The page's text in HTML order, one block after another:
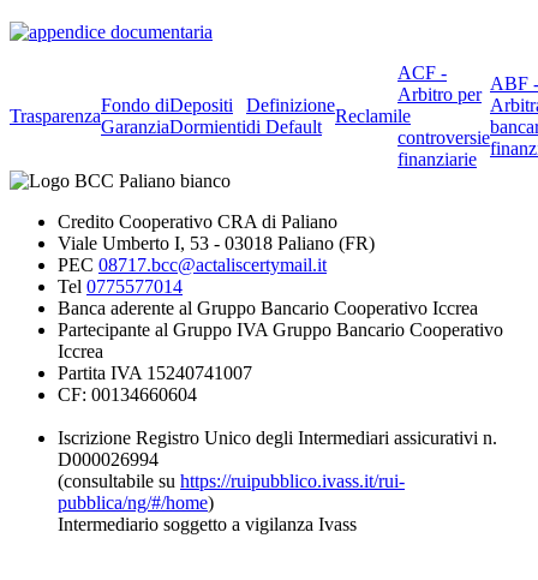
Trasparenza
Fondo di
Garanzia
Depositi
Dormienti
Definizione
di Default
Reclami
ACF -
Arbitro per
le
controversie
finanziarie
ABF -
Credito Cooperativo CRA di Paliano
Viale Umberto I, 53 - 03018 Paliano (FR)
PEC 08717.bcc@actaliscertymail.it
Tel 0775577014
Banca aderente al Gruppo Bancario Cooperativo Iccrea
Partecipante al Gruppo IVA Gruppo Bancario Cooperativo
Iccrea
Partita IVA 15240741007
CF: 00134660604
Iscrizione Registro Unico degli Intermediari assicurativi n.
D000026994
(consultabile su https://ruipubblico.ivass.it/rui-
pubblica/ng/#/home)
Intermediario soggetto a vigilanza Ivass